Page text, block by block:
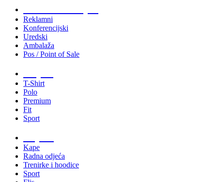
Reklamni
Konferencijski
Uredski
Ambalaža
Pos / Point of Sale
T-Shirt
Polo
Premium
Fit
Sport
Kape
Radna odjeća
Trenirke i hoodice
Sport